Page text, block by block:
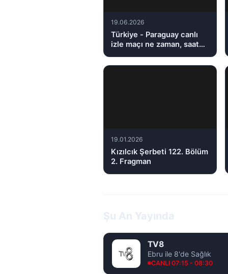
19.06.2026
Türkiye - Paraguay canlı
izle maçı ne zaman, saat
19.01.2026
Kızılcık Şerbeti 122. Bölüm
2. Fragman
TV8
Ebru ile 8'de Sağlık
CANLI 07:15 - 08:30